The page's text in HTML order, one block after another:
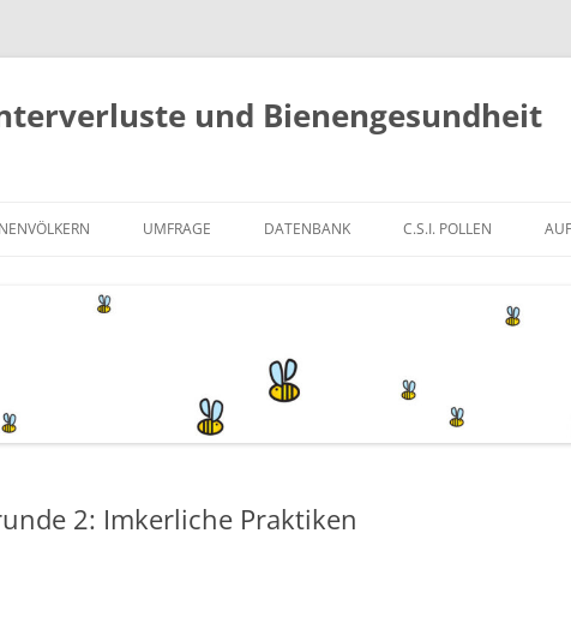
und Bienengesundheit
UMFRAGE DATENBANK C.S.I. POLLEN
C.S.I. POLLEN
PORTRAITS
2: Imkerliche Praktiken